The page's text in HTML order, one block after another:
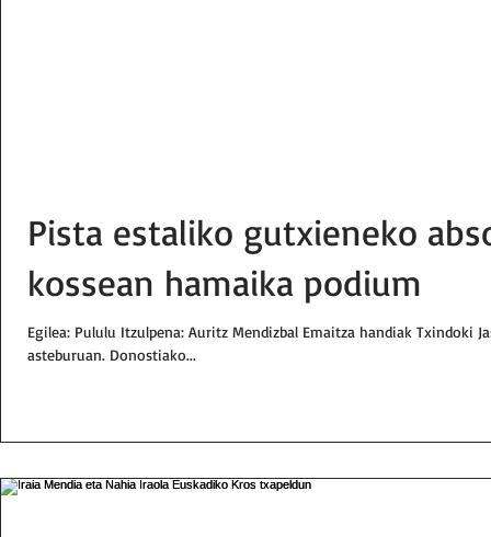
Pista estaliko gutxieneko
kossean hamaika podium
Egilea: Pululu Itzulpena: Auritz Mendizbal Emaitza handiak Txindoki
asteburuan. Donostiako...